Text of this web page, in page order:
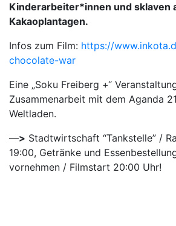
Kinderarbeiter*innen und sklaven
Kakaoplantagen.
Infos zum Film: https://
chocolate-war
Eine „Soku Freiberg +“
Zusammenarbeit mit dem Aganda
Weltladen.
—> Stadtwirtschaft “Tankstelle” /
19:00, Getränke und
vornehmen / Filmstart 20:00 Uhr!